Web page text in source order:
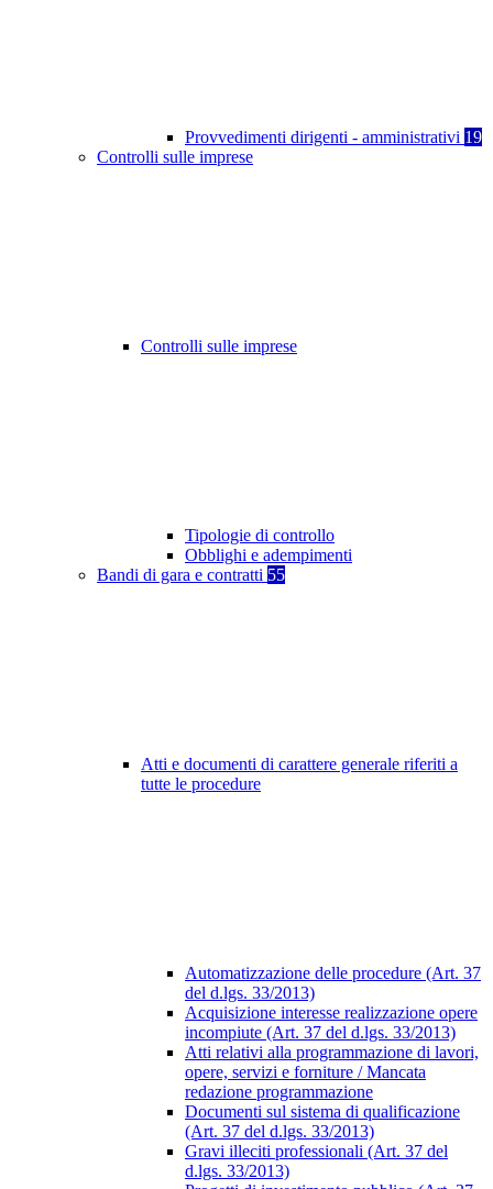
Provvedimenti dirigenti - amministrativi 19
Controlli sulle imprese
Controlli sulle imprese
Tipologie di controllo
Obblighi e adempimenti
Bandi di gara e contratti 55
Atti e documenti di carattere generale riferiti a
tutte le procedure
Automatizzazione delle procedure (Art. 37
del d.lgs. 33/2013)
Acquisizione interesse realizzazione opere
incompiute (Art. 37 del d.lgs. 33/2013)
Atti relativi alla programmazione di lavori,
opere, servizi e forniture / Mancata
redazione programmazione
Documenti sul sistema di qualificazione
(Art. 37 del d.lgs. 33/2013)
Gravi illeciti professionali (Art. 37 del
d.lgs. 33/2013)